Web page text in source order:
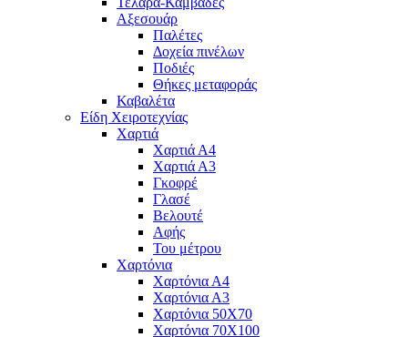
Αξεσουάρ
Παλέτες
Δοχεία πινέλων
Ποδιές
Θήκες μεταφοράς
Καβαλέτα
Είδη Χειροτεχνίας
Χαρτιά
Χαρτιά Α4
Χαρτιά Α3
Γκοφρέ
Γλασέ
Βελουτέ
Αφής
Του μέτρου
Χαρτόνια
Χαρτόνια Α4
Χαρτόνια Α3
Χαρτόνια 50Χ70
Χαρτόνια 70Χ100